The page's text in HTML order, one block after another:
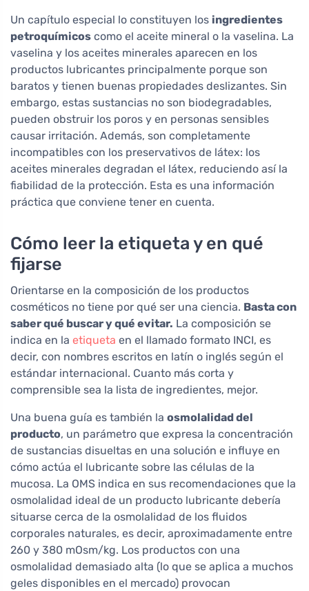
Un capítulo especial lo constituyen los ingredientes
petroquímicos como el aceite mineral o la vaselina. La
vaselina y los aceites minerales aparecen en los
productos lubricantes principalmente porque son
baratos y tienen buenas propiedades deslizantes. Sin
embargo, estas sustancias no son biodegradables,
pueden obstruir los poros y en personas sensibles
causar irritación. Además, son completamente
incompatibles con los preservativos de látex: los
aceites minerales degradan el látex, reduciendo así la
fiabilidad de la protección. Esta es una información
práctica que conviene tener en cuenta.
Cómo leer la etiqueta y en qué
fijarse
Orientarse en la composición de los productos
cosméticos no tiene por qué ser una ciencia. Basta con
saber qué buscar y qué evitar. La composición se
indica en la etiqueta en el llamado formato INCI, es
decir, con nombres escritos en latín o inglés según el
estándar internacional. Cuanto más corta y
comprensible sea la lista de ingredientes, mejor.
Una buena guía es también la osmolalidad del
producto, un parámetro que expresa la concentración
de sustancias disueltas en una solución e influye en
cómo actúa el lubricante sobre las células de la
mucosa. La OMS indica en sus recomendaciones que la
osmolalidad ideal de un producto lubricante debería
situarse cerca de la osmolalidad de los fluidos
corporales naturales, es decir, aproximadamente entre
260 y 380 mOsm/kg. Los productos con una
osmolalidad demasiado alta (lo que se aplica a muchos
geles disponibles en el mercado) provocan